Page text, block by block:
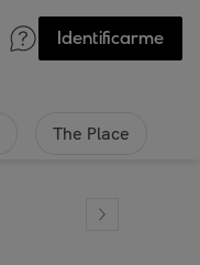
Identificarme
The Place